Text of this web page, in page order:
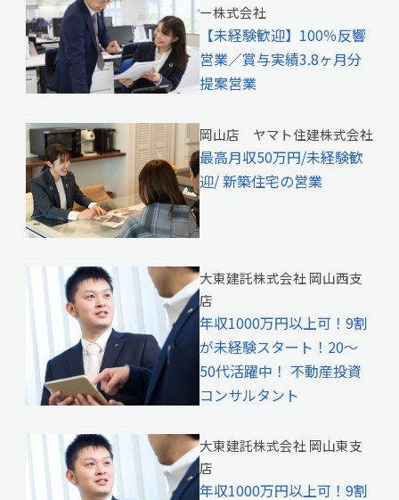
ー株式会社
【未経験歓迎】100％反響
営業／賞与実績3.8ヶ月分
提案営業
岡山店 ヤマト住建株式会社
最高月収50万円/未経験歓
迎/ 新築住宅の営業
大東建託株式会社 岡山西支
店
年収1000万円以上可！9割
が未経験スタート！20～
50代活躍中！ 不動産投資
コンサルタント
大東建託株式会社 岡山東支
店
年収1000万円以上可！9割